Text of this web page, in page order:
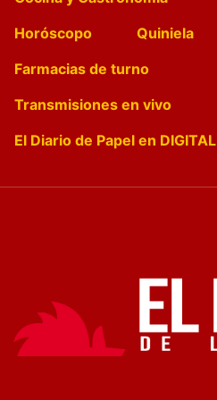
Horóscopo
Quiniela
Farmacias de turno
Transmisiones en vivo
El Diario de Papel en DIGITAL